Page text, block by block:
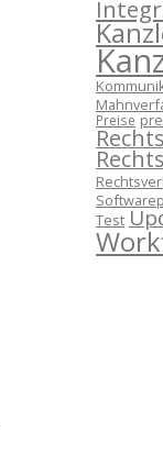
Preise
Test